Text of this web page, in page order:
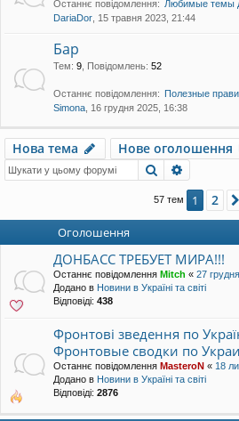
уп
Останнє повідомлення: Любимые темы
DariaDor , 15 травня 2023, 21:44
Бар
Тем: 9 Повідомлень: 52
Останнє повідомлення: Полезные
Simona , 16 грудня 2025, 16:38
Нова тема
Нове оголошення
Пошук
57 тем 1 2
Оголошення
ДОНБАСС ТРЕБУЕТ МИРА!!!
Останнє повідомлення Mitch « 27
Додано в Новини в Україні та світі
Відповіді: 438
Фронтові зведення по
Фронтовые сводки по
Останнє повідомлення MasteroN « 18
Додано в Новини в Україні та світі
Відповіді: 2876